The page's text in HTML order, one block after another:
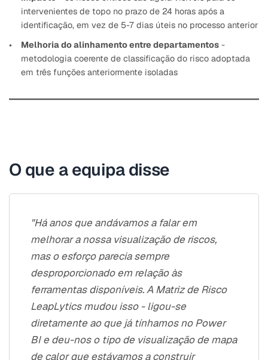
intervenientes de topo no prazo de 24 horas após a
identificação, em vez de 5-7 dias úteis no processo anterior
Melhoria do alinhamento entre departamentos -
metodologia coerente de classificação do risco adoptada
em três funções anteriormente isoladas
O que a equipa disse
"Há anos que andávamos a falar em
melhorar a nossa visualização de riscos,
mas o esforço parecia sempre
desproporcionado em relação às
ferramentas disponíveis. A Matriz de Risco
LeapLytics mudou isso - ligou-se
diretamente ao que já tínhamos no Power
BI e deu-nos o tipo de visualização de mapa
de calor que estávamos a construir